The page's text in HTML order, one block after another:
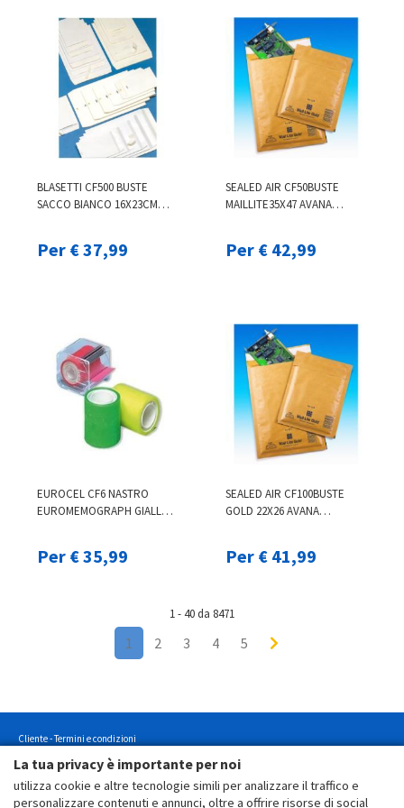
La tua privacy è importante per noi
utilizza cookie e altre tecnologie simili per analizzare il traffico e
personalizzare contenuti e annunci, oltre a offrire risorse di social
BLASETTI CF500 BUSTE
SACCO BIANCO 16X23CM
Per € 37,99
SEALED AIR CF50BUSTE
MAILLITE35X47 AVANA
Per € 42,99
EUROCEL CF6 NASTRO
EUROMEMOGRAPH GIALLO
Per € 35,99
SEALED AIR CF100BUSTE
GOLD 22X26 AVANA
Per € 41,99
1 - 40 da 8471
1 2 3 4 5
Cliente - Termini e condizioni
Cliente - Termini e condizioni
Cliente - Informativa sulla privacy